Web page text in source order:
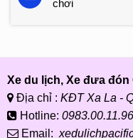
chơi
Xe du lịch, Xe đưa
Địa chỉ : KĐT Xa La -
Hotline: 0983.00.11.96
Email: